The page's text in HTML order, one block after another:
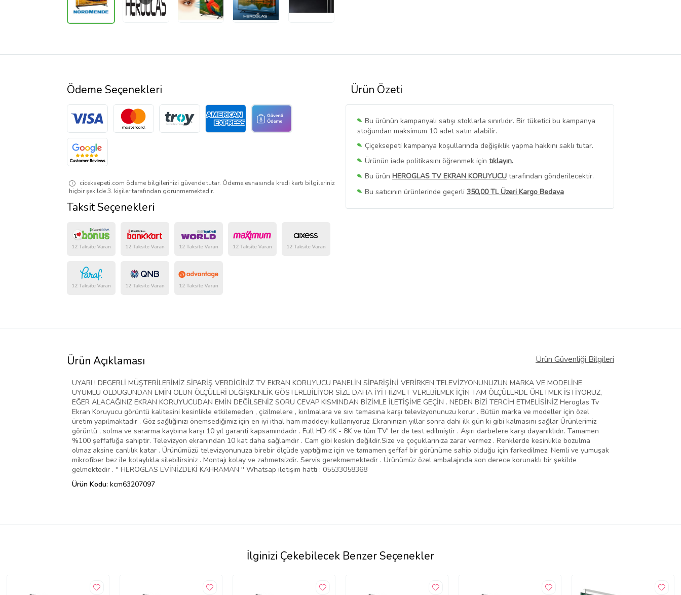
Ürün Özeti
Bu ürünün kampanyalı satışı stoklarla sınırlıdır. Bir tüketici bu kampanya
stoğundan maksimum 10 adet satın alabilir.
Çiçeksepeti kampanya koşullarında değişiklik yapma hakkını saklı tutar.
Ürünün iade politikasını öğrenmek için tıklayın.
Bu ürün HEROGLAS TV EKRAN KORUYUCU tarafından gönderilecektir.
Bu satıcının ürünlerinde geçerli 350,00 TL Üzeri Kargo Bedava
Bu SatıcınınTüm Ürünlerini Görüntüle
Ödeme Seçenekleri
ciceksepeti.com ödeme bilgilerinizi güvende tutar. Ödeme esnasında kredi kartı bilgileriniz
hiçbir şekilde 3. kişiler tarafından görünmemektedir.
Taksit Seçenekleri
Ürün Açıklaması Ürün Güvenliği Bilgileri
UYARI ! DEGERLİ MÜŞTERİLERİMİZ SİPARİŞ VERDİGİNİZ TV EKRAN KORUYUCU PANELİN SİPARİŞİNİ VERİRKEN TELEVİZYONUNUZUN MARKA VE MODELİNE
UYUMLU OLDUGUNDAN EMİN OLUN ÖLÇÜLERİ DEĞİŞKENLİK GÖSTEREBİLİYOR SİZE DAHA İYİ HİZMET VEREBİLMEK İÇİN TAM ÖLÇÜLERDE ÜRETMEK İSTİYORUZ,
EĞER ALACAĞINIZ EKRAN KORUYUCUDAN EMİN DEĞİLSENİZ SORU CEVAP KISMINDAN BİZİMLE İLETİŞİME GEÇİN . NEDEN BİZİ TERCİH ETMELİSİNİZ Heroglas Tv
Ekran Koruyucu görüntü kalitesini kesinlikle etkilemeden , çizilmelere , kırılmalara ve sıvı temasına karşı televizyonunuzu korur . Bütün marka ve modeller için özel
üretim yapılmaktadır . Göz sağlığınızı önemsediğimiz için en iyi ithal ham maddeyi kullanıyoruz .Ekranınızın yıllar sonra dahi ilk gün ki gibi kalmasını sağlar Ürünlerimiz
görüntü , solma ve sararma kaybına karşı 10 yıl garanti kapsamındadır . Full HD 4K - 8K ve tüm TV' ler de test edilmiştir . Aşırı darbelere karşı dayanıklıdır. Tamamen
%100 şeffaflığa sahiptir. Televizyon ekranından 10 kat daha sağlamdır . Cam gibi keskin değildir.Size ve çoçuklarınıza zarar vermez . Renklerde kesinlikle bozulma
olmaz aksine canlılık katar . Ürünümüzü televizyonunuza birebir ölçüde yaptığımız için ve tamamen şeffaf bir görünüme sahip olduğu için farkedilmez. Nemli ve yumuşak
mikrofiber bez ile kolaylıkla silebilirsiniz . Montajı kolay ve zahmetsizdir. Servis gerekmemektedir . Ürünümüz özel ambalajında son derece korunaklı bir şekilde
gelmektedir . '' HEROGLAS EVİNİZDEKİ KAHRAMAN '' Whatsap iletişim hattı : 05533058368
Ürün Kodu: kcm63207097
İlginizi Çekebilecek Benzer Seçenekler